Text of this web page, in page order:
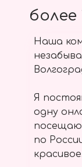
более
Наша
Я
одну
посещаю
по